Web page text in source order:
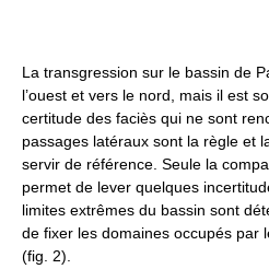
La transgression sur le bassin de
l’ouest et vers le nord, mais il est
certitude des faciès qui ne sont
passages latéraux sont la règle et
servir de référence. Seule la
permet de lever quelques
limites extrêmes du bassin sont
de fixer les domaines occupés par
(fig. 2).